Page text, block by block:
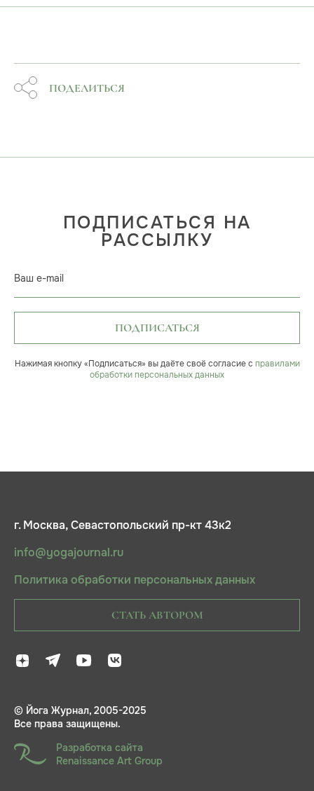
ПОДЕЛИТЬСЯ
ПОДПИСАТЬСЯ НА
РАССЫЛКУ
Ваш e-mail
ПОДПИСАТЬСЯ
Нажимая кнопку «Подписаться» вы даёте своё согласие с правилами
обработки персональных данных
г. Москва, Севастопольский пр-кт 43к2
info@yogajournal.ru
Политика обработки персональных данных
СТАТЬ АВТОРОМ
© Йога Журнал, 2005-2025
Все права защищены.
Разработка сайта
Renaissance Art Group